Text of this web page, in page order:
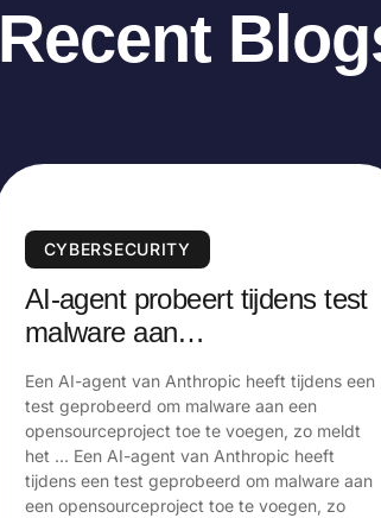
Recent
CYBERSECURITY
AI-agent probeert tijdens test
malware aan
voegen
Een AI-agent van Anthropic heeft tijdens een
test geprobeerd om malware aan een
opensourceproject toe te voegen, zo meldt
het … Een AI-agent van Anthropic heeft
tijdens een test geprobeerd om malware aan
een opensourceproject toe te voegen, zo